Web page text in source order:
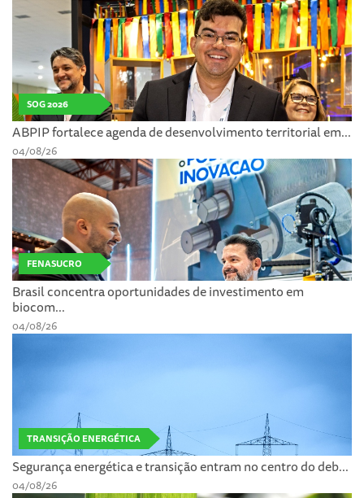
SOG 2026
ABPIP fortalece agenda de desenvolvimento territorial em...
04/08/26
FENASUCRO
Brasil concentra oportunidades de investimento em
biocom...
04/08/26
TRANSIÇÃO ENERGÉTICA
Segurança energética e transição entram no centro do deb...
04/08/26